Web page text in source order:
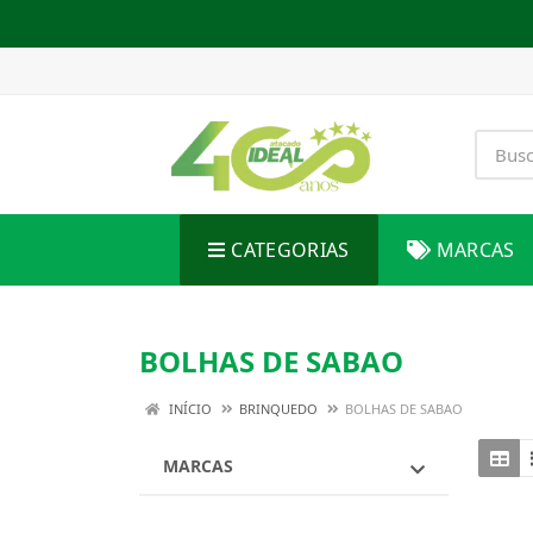
CATEGORIAS MARCAS
BOLHAS DE SABAO
INÍCIO BRINQUEDO BOLHAS DE SABAO
MARCAS